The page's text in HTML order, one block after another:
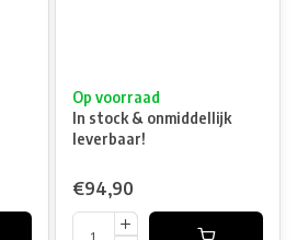
Op voorraad
In stock & onmiddellijk
leverbaar!
€94,90